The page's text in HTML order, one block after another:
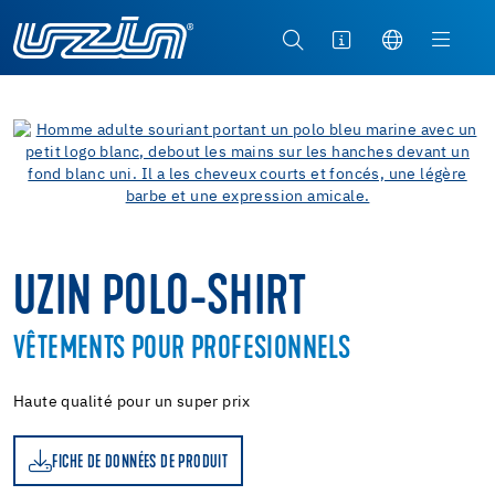
UZIN POLO-SHIRT
VÊTEMENTS POUR PROFESIONNELS
Haute qualité pour un super prix
FICHE DE DONNÉES DE PRODUIT